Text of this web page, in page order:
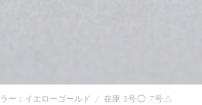
ー：イエローゴールド / 在庫 3号:◯ 7号:△